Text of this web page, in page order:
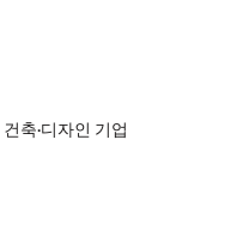
축·디자인 기업